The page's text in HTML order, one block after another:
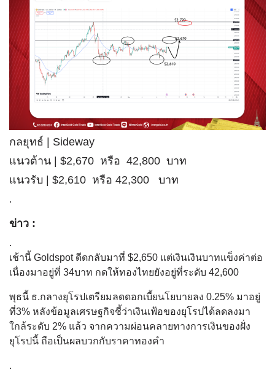
กลยุทธ์ | Sideway
แนวต้าน | $2,670 หรือ 42,800 บาท
แนวรับ | $2,610 หรือ 42,300 บาท
.
ข่าว :
.
เช้านี้ Goldspot ดีดกลับมาที่ $2,650 แต่เงินเงินบาทแข็งค่าต่อ
เนื่องมาอยู่ที่ 34บาท กดให้ทองไทยยังอยู่ที่ระดับ 42,600
พุธนี้ ธ.กลางยุโรปเตรียมลดดอกเบี้ยนโยบายลง 0.25% มาอยู่
ที่3% หลังข้อมูลเศรษฐกิจชี้ว่าเงินเฟ้อของยุโรปได้ลดลงมา
ใกล้ระดับ 2% แล้ว จากความผ่อนคลายทางการเงินของฝั่ง
ยุโรปนี้ ถือเป็นผลบวกกับราคาทองคำ
.